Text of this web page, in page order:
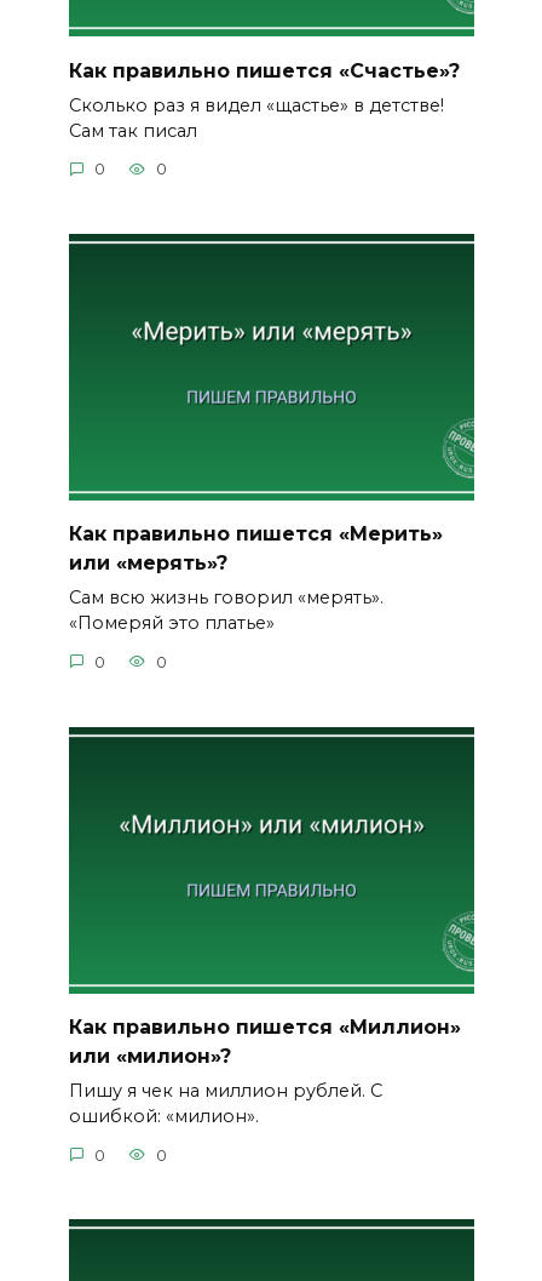
Как правильно пишется «Счастье»?
Сколько раз я видел «щастье» в детстве!
Сам так писал
0 0
Как правильно пишется «Мерить»
или «мерять»?
Сам всю жизнь говорил «мерять».
«Померяй это платье»
0 0
Как правильно пишется «Миллион»
или «милион»?
Пишу я чек на миллион рублей. С
ошибкой: «милион».
0 0